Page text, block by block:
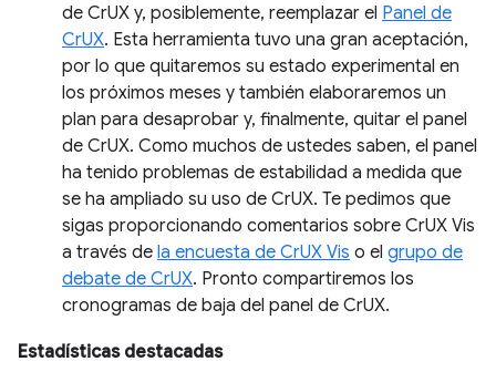
de CrUX y, posiblemente, reemplazar el Panel de
CrUX. Esta herramienta tuvo una gran aceptación,
por lo que quitaremos su estado experimental en
los próximos meses y también elaboraremos un
plan para desaprobar y, finalmente, quitar el panel
de CrUX. Como muchos de ustedes saben, el panel
ha tenido problemas de estabilidad a medida que
se ha ampliado su uso de CrUX. Te pedimos que
sigas proporcionando comentarios sobre CrUX Vis
a través de la encuesta de CrUX Vis o el grupo de
debate de CrUX. Pronto compartiremos los
cronogramas de baja del panel de CrUX.
Estadísticas destacadas